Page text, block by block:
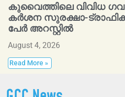
കുവൈത്തിലെ വിവിധ
കർശന സുരക്ഷാ-
പേർ അറസ്റ്റിൽ
August 4, 2026
Read More »